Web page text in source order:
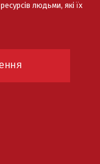
людьми, які їх